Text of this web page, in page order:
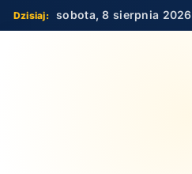
Skip
to
sobota, 8 sierpnia 2026